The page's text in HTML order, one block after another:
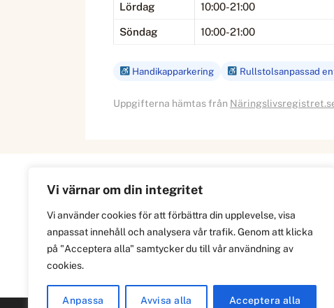
Vi värnar om din integritet
Vi använder cookies för att förbättra din upplevelse, visa
anpassat innehåll och analysera vår trafik. Genom att klicka
på "Acceptera alla" samtycker du till vår användning av
cookies.
Anpassa Avvisa alla Acceptera alla
Lördag 10:00-21:00
Söndag 10:00-21:00
Handikapparkering Rullstolsanpassad
Uppgifterna hämtas från
Information
Om
Integritetspolicy